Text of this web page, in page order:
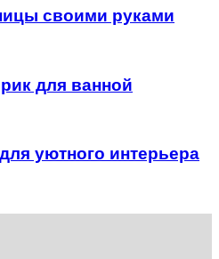
своими руками
для ванной
уютного интерьера